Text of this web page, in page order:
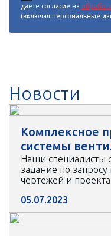
даете согласие на
(включая персональные
Новости
Комплексное
системы
Наши специалисты
задание по
чертежей и
05.07.2023